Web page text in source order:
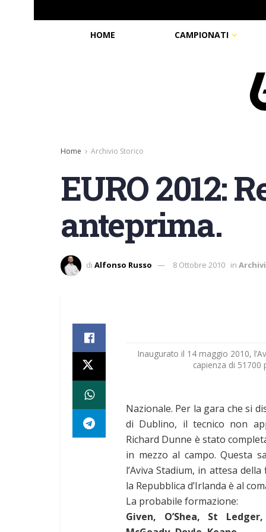
HOME CAMPIONATI
Home Archivio Storico
EURO 2012:
anteprima.
di Alfonso Russo 8 Ottobre 2010 in
Inaugurato il 14 maggio 2010,
capienza di 51700
Nazionale. Per la gara che si
di Dublino, il tecnico non
Richard Dunne è stato
in mezzo al campo. Questa
l’Aviva Stadium, in attesa
la Repubblica d’Irlanda è al
La probabile formazione:
Given, O’Shea, St